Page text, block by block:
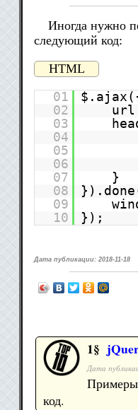
Иногда нужно
следующий код:
HTML
01
02
03
04
05
06
07
}
08
09
10
});
Дата публикации: 2018-11-18
1§
Дата
Примеры
код.